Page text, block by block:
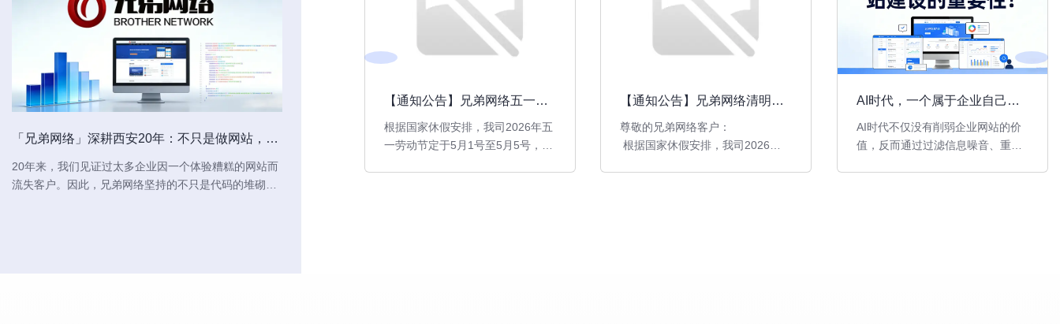
「兄弟网络」深耕西安20年：不只是做网站，更
是为企业打造“赚钱的数字资产”
20年来，我们见证过太多企业因一个体验糟糕的网站而
流失客户。因此，兄弟网络坚持的不只是代码的堆砌，
网络清明放
我司2026年
月6号，共放假
AI时代，一个属于企业自己、
任何时候都更加重要!
值，反而通过过滤信息噪音、重塑
用户触达路径，将网站推向了更加
核心的战略地位。它不是一块过时
【通知公告】兄弟网络五一放
假通知
根据国家休假安排，我司2026年五
一劳动节定于5月1号至5月5号，共
【通知公告】兄弟网络清明放
假通知
尊敬的兄弟网络客户：
根据国家休假安排，我司2026年
AI时代，一个属于企业自己、
能够自主掌控的官方网站，比
任何时候都更加重要!
AI时代不仅没有削弱企业网站的价
值，反而通过过滤信息噪音、重塑